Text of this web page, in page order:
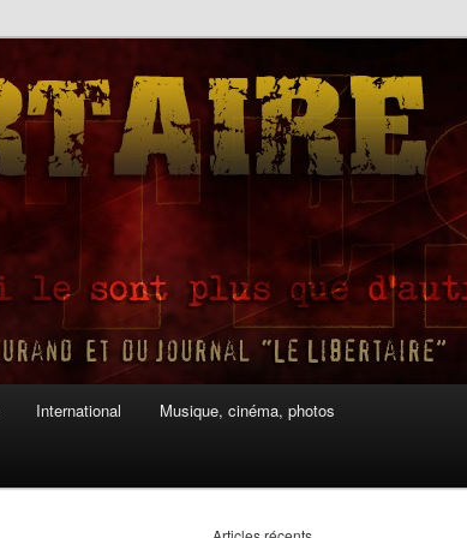
International Musique, cinéma, photos